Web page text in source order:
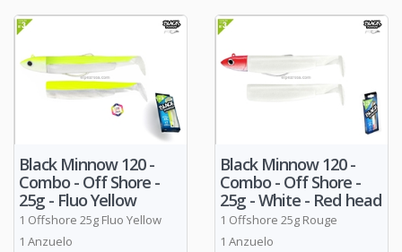
Black Minnow 120 -
Combo - Off Shore -
25g - Fluo Yellow
1 Offshore 25g Fluo Yellow
1 Anzuelo
Black Minnow 120 -
Combo - Off Shore -
25g - White - Red head
1 Offshore 25g Rouge
1 Anzuelo